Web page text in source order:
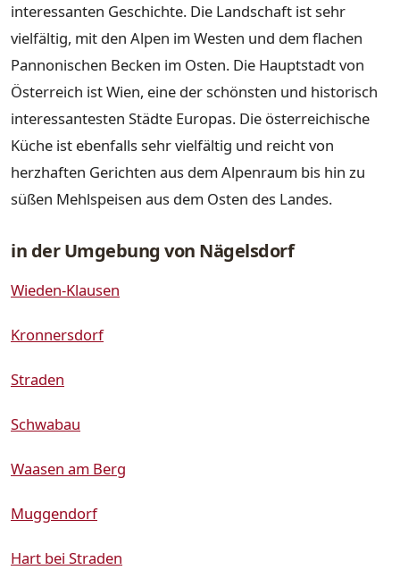
interessanten Geschichte. Die Landschaft ist sehr
vielfältig, mit den Alpen im Westen und dem flachen
Pannonischen Becken im Osten. Die Hauptstadt von
Österreich ist Wien, eine der schönsten und historisch
interessantesten Städte Europas. Die österreichische
Küche ist ebenfalls sehr vielfältig und reicht von
herzhaften Gerichten aus dem Alpenraum bis hin zu
süßen Mehlspeisen aus dem Osten des Landes.
in der Umgebung von Nägelsdorf
Wieden-Klausen
Kronnersdorf
Straden
Schwabau
Waasen am Berg
Muggendorf
Hart bei Straden